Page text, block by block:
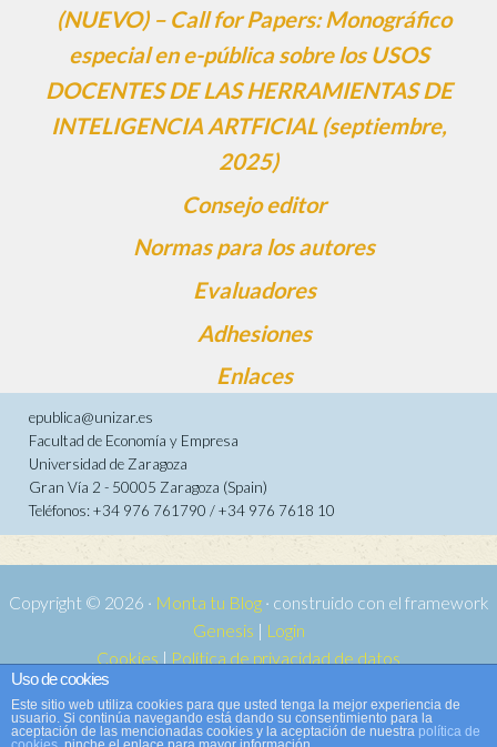
(NUEVO) – Call for Papers: Monográfico
especial en e-pública sobre los USOS
DOCENTES DE LAS HERRAMIENTAS DE
INTELIGENCIA ARTFICIAL (septiembre,
2025)
Consejo editor
Normas para los autores
Evaluadores
Adhesiones
Enlaces
epublica@unizar.es
Facultad de Economía y Empresa
Universidad de Zaragoza
Gran Vía 2 - 50005 Zaragoza (Spain)
Teléfonos: +34 976 761790 / +34 976 7618 10
Copyright © 2026 · Monta tu Blog· construido con el framework
Genesis | Login
Cookies | Política de privacidad de datos
Copyright © 2026 ·
WordPress·Acceder
Uso de cookies
Este sitio web utiliza cookies para que usted tenga la mejor experiencia de
usuario. Si continúa navegando está dando su consentimiento para la
aceptación de las mencionadas cookies y la aceptación de nuestra política de